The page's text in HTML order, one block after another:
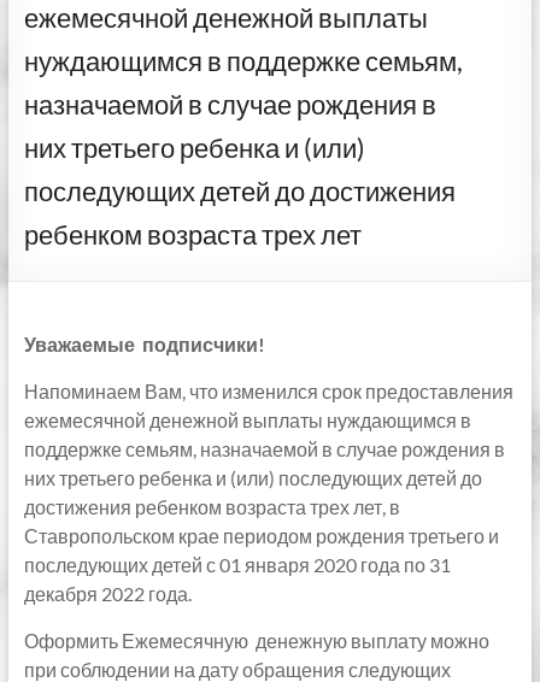
ежемесячной денежной выплаты
нуждающимся в поддержке семьям,
назначаемой в случае рождения в
них третьего ребенка и (или)
последующих детей до достижения
ребенком возраста трех лет
Уважаемые подписчики!
Напоминаем Вам, что изменился срок предоставления
ежемесячной денежной выплаты нуждающимся в
поддержке семьям, назначаемой в случае рождения в
них третьего ребенка и (или) последующих детей до
достижения ребенком возраста трех лет, в
Ставропольском крае периодом рождения третьего и
последующих детей с 01 января 2020 года по 31
декабря 2022 года.
Оформить Ежемесячную денежную выплату можно
при соблюдении на дату обращения следующих